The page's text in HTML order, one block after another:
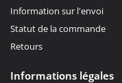
Information sur l'envoi
Statut de la commande
Retours
Informations légales